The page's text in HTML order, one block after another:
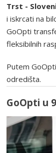
Trst -
i iskrcati na
GoOpti
fleksibilnih
Putem
odredišta.
GoOpti u